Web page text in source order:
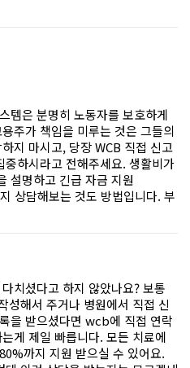
템은 분명히 노동자를 보호하게
주가 책임을 미루는 것은 그들의
지 마시고, 당장 WCB 직접 신고
하시라고 전해주세요. 생활비가
설명하고 긴급 자금 지원
상담해보는 것도 방법입니다. 부
치셨다고 하지 않았나요? 보통
해서 주거나 병원에서 직접 신
을 받으셨다면 wcb에 직접 연락
게 제일 빠릅니다. 모든 치료에
까지 지원 받으실 수 있어요.